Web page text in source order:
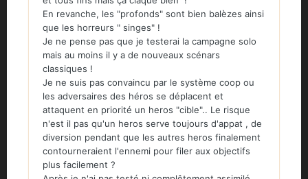
En revanche, les "profonds" sont bien balèzes ainsi
que les horreurs " singes" !
Je ne pense pas que je testerai la campagne solo
mais au moins il y a de nouveaux scénars
classiques !
Je ne suis pas convaincu par le système coop ou
les adversaires des héros se déplacent et
attaquent en priorité un heros "cible".. Le risque
n'est il pas qu'un heros serve toujours d'appat , de
diversion pendant que les autres heros finalement
contourneraient l'ennemi pour filer aux objectifs
plus facilement ?